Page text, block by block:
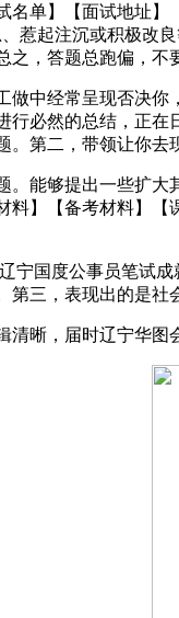
名单】【面试地址
惹起注沉或积极改
之，答题总跑偏，不
经常呈现否决你
行必然的总结，正
第二，带领让你去
够提出一些扩大
料】【备考材料】
国度公事员笔试成
三，表现出的是
，届时辽宁华图